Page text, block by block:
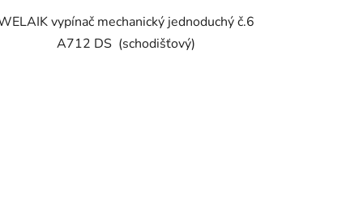
vypínač mechanický jednoduchý č.6
A712 DS (schodišťový)